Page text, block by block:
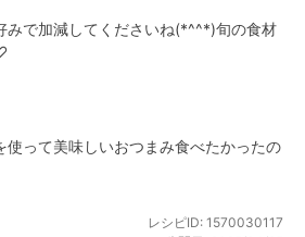
みで加減してくださいね(*^^*)旬の食材
使って美味しいおつまみ食べたかったの
レシピID: 1570030117